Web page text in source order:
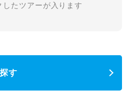
したツアーが入ります
す